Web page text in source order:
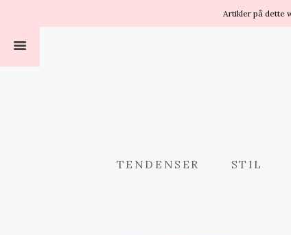
Artikler på dette
TENDENSER STIL